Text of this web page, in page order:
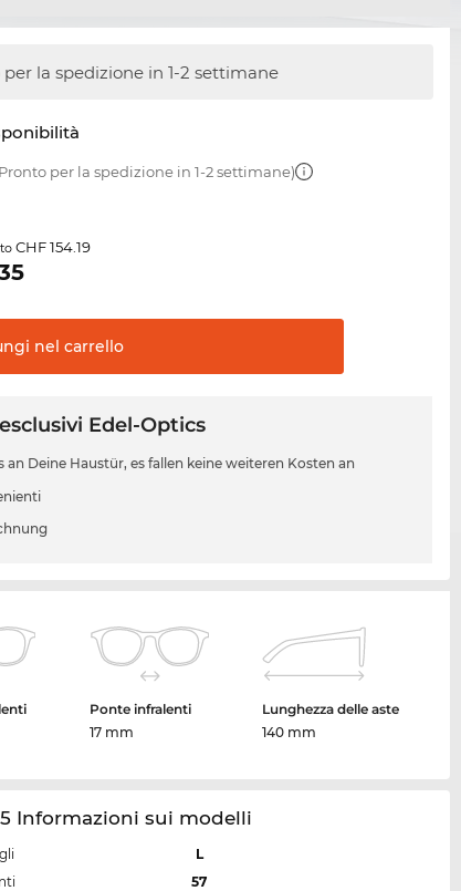
la spedizione in 1-2 settimane
per la spedizione in 1-2 settimane)
CHF 154.19
nel carrello
Edel-Optics
an Deine Haustür, es fallen keine weiteren Kosten an
Ponte infralenti
17 mm
Lunghezza delle aste
140 mm
Informazioni sui modelli
L
57